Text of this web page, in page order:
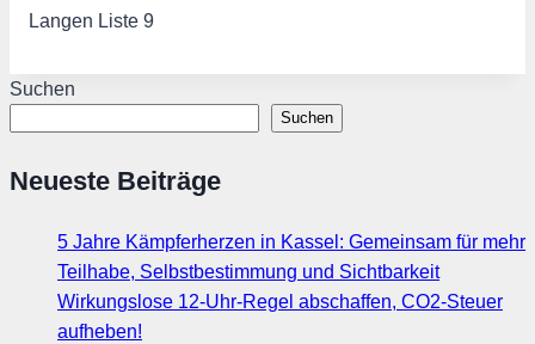
Langen Liste 9
Suchen
Suchen
Neueste Beiträge
5 Jahre Kämpferherzen in Kassel: Gemeinsam für mehr
Teilhabe, Selbstbestimmung und Sichtbarkeit
Wirkungslose 12-Uhr-Regel abschaffen, CO2-Steuer
aufheben!